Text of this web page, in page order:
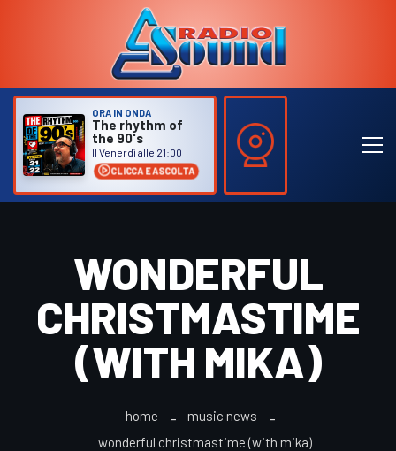
ORA IN ONDA
The rhythm of
the 90's
Il Venerdì alle 21:00
CLICCA E ASCOLTA
WONDERFUL
CHRISTMASTIME
(WITH MIKA)
home
music news
wonderful christmastime (with mika)